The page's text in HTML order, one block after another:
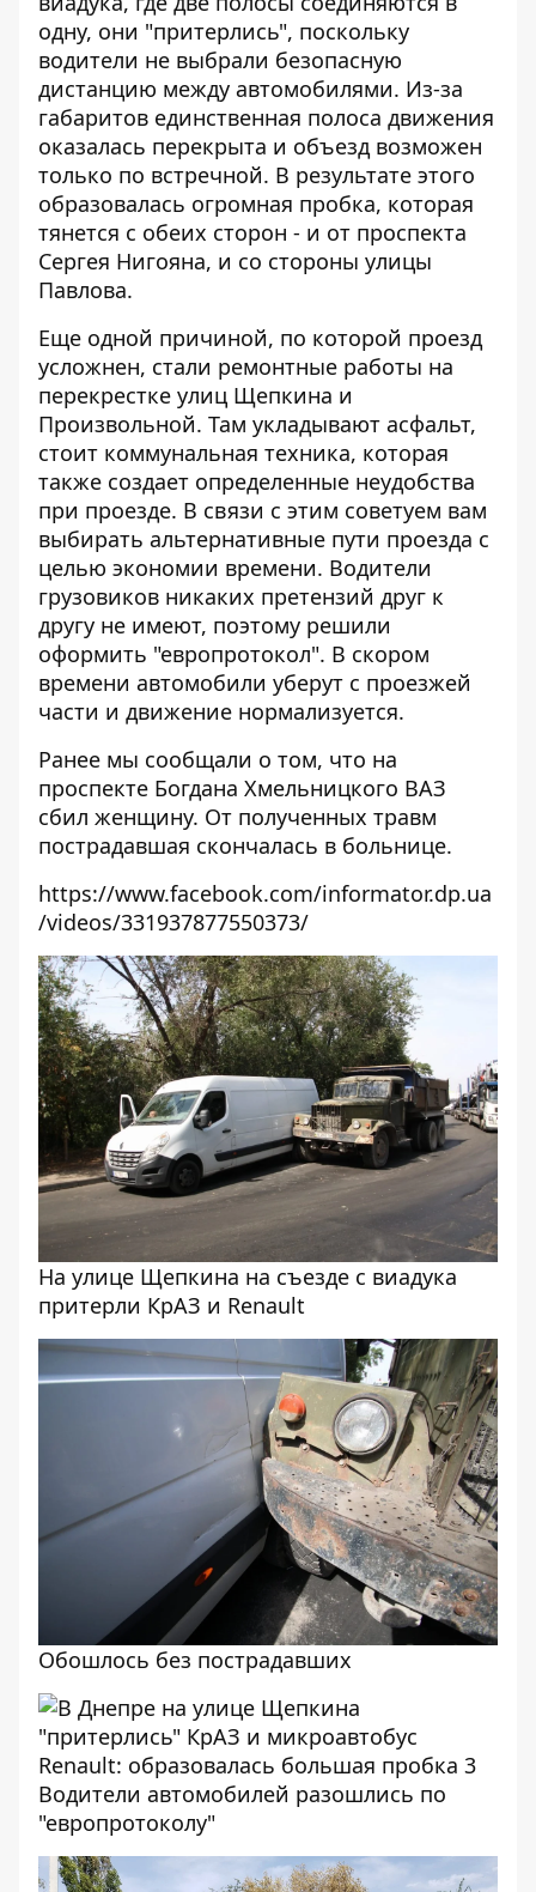
одну, они "притерлись", поскольку
водители не выбрали безопасную
дистанцию между автомобилями. Из-за
габаритов единственная полоса движения
оказалась перекрыта и объезд возможен
только по встречной. В результате этого
образовалась огромная пробка, которая
тянется с обеих сторон - и от проспекта
Сергея Нигояна, и со стороны улицы
Павлова.
Еще одной причиной, по которой проезд
усложнен, стали ремонтные работы на
перекрестке улиц Щепкина и
Произвольной. Там укладывают асфальт,
стоит коммунальная техника, которая
также создает определенные неудобства
при проезде. В связи с этим советуем вам
выбирать альтернативные пути проезда с
целью экономии времени. Водители
грузовиков никаких претензий друг к
другу не имеют, поэтому решили
оформить "европротокол". В скором
времени автомобили уберут с проезжей
части и движение нормализуется.
Ранее мы сообщали о том, что на
проспекте Богдана Хмельницкого ВАЗ
сбил женщину. От полученных травм
пострадавшая скончалась в больнице.
https://www.facebook.com/informator.dp.ua
/videos/331937877550373/
На улице Щепкина на съезде с виадука
притерли КрАЗ и Renault
Обошлось без пострадавших
Водители автомобилей разошлись по
"европротоколу"